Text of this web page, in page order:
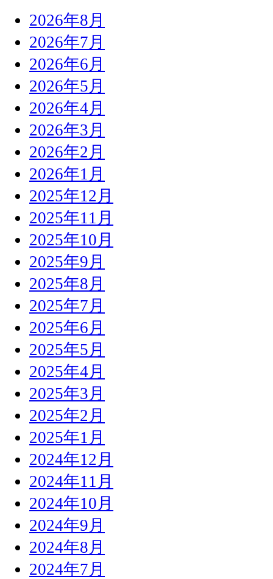
2026年8月
2026年7月
2026年6月
2026年5月
2026年4月
2026年3月
2026年2月
2026年1月
2025年12月
2025年11月
2025年10月
2025年9月
2025年8月
2025年7月
2025年6月
2025年5月
2025年4月
2025年3月
2025年2月
2025年1月
2024年12月
2024年11月
2024年10月
2024年9月
2024年8月
2024年7月